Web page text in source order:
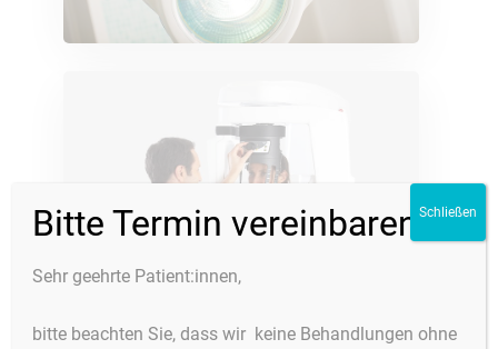
Start
Leistungen
Ästhetische
Unser Team
Jobs
Bitte Termin vereinbaren
Sehr geehrte Patient:innen,
bitte beachten Sie, dass wir keine Behandlungen ohne
Schließen